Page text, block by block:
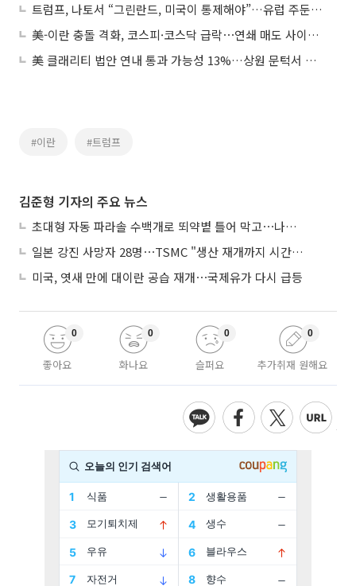
트럼프, 나토서 “그린란드, 미국이 통제해야”…유럽 주둔 미군 전면 철수 위협
美-이란 충돌 격화, 코스피·코스닥 급락⋯연쇄 매도 사이드카
美 클래리티 법안 연내 통과 가능성 13%…상원 문턱서 제동
#이란 #트럼프
김준형 기자의 주요 뉴스
초대형 자동 파라솔 수백개로 뙤약볕 틀어 막고⋯나라별 폭염 생존법
일본 강진 사망자 28명⋯TSMC "생산 재개까지 시간 필요해"
미국, 엿새 만에 대이란 공습 재개⋯국제유가 다시 급등
좋아요
0
화나요
0
슬퍼요
0
추가취재 원해요
0